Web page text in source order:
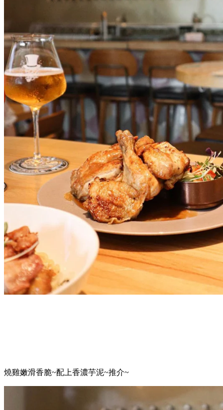
燒雞嫩滑香脆~配上香濃芋泥~推介~